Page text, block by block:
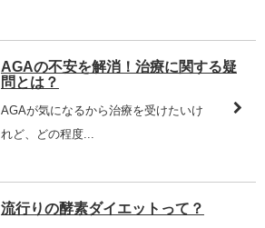
AGAの不安を解消！治療に関する疑
問とは？
AGAが気になるから治療を受けたいけ
れど、どの程度...
流行りの酵素ダイエットって？